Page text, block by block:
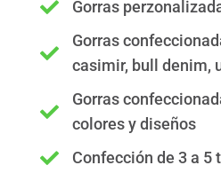
Gorras
Gorras
casimir, bull denim,
Gorras
colores y diseños
Confección de 3 a 5